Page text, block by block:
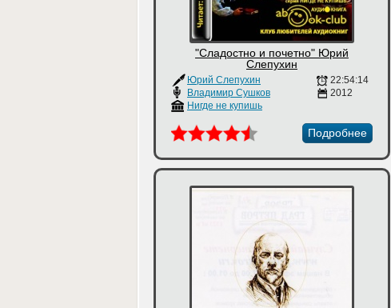
"Сладостно и почетно" Юрий
Слепухин
Юрий Слепухин
Владимир Сушков
Нигде не купишь
22:54:14
2012
Подробнее